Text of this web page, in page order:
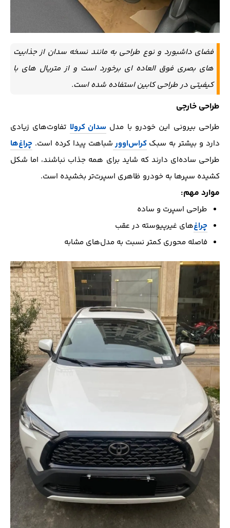
فضای داشبورد و نوع طراحی به مانند نسخه سدان از جذابیت
های بصری فوق العاده ای برخورد است و از متریال های با
کیفیتی در طراحی کابین استفاده شده است.
طراحی خارجی
طراحی بیرونی این خودرو با مدل سدان کرولا تفاوت‌های زیادی
دارد و بیشتر به سبککراس‌اوورشباهت پیدا کرده است. چراغ‌ها
طراحی ساده‌ای دارند که شاید برای همه جذاب نباشند، اما شکل
کشیده سپرها به خودرو ظاهری اسپرت‌تر بخشیده است.
موارد مهم:
طراحی اسپرت و ساده
چراغ‌های غیرپیوسته در عقب
فاصله محوری کمتر نسبت به مدل‌های مشابه